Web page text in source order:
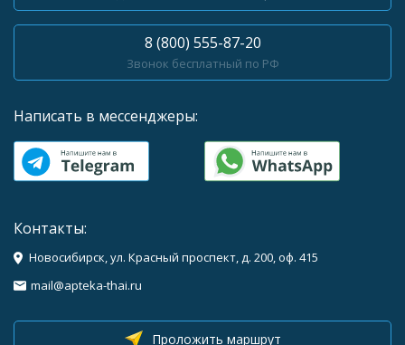
8 (800) 555-87-20
Звонок бесплатный по РФ
Написать в мессенджеры:
Контакты:
Новосибирск, ул. Красный проспект, д. 200, оф. 415
mail@apteka-thai.ru
Проложить маршрут